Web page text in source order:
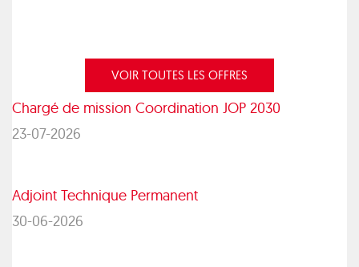
VOIR TOUTES LES OFFRES
Chargé de mission Coordination JOP 2030
23-07-2026
Adjoint Technique Permanent
30-06-2026